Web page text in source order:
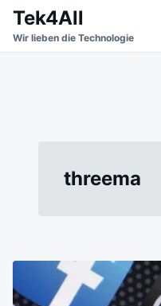
SkipSearch
for:
Tek4All
Wir lieben die Technologie
threema